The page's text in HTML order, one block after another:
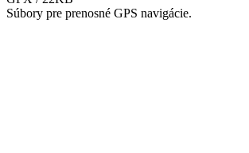
Súbory pre prenosné GPS navigácie.